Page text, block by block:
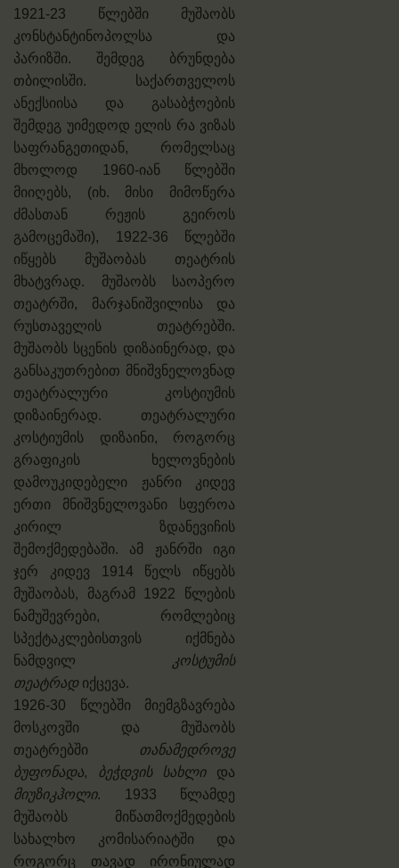
1921-23 წლებში მუშაობს
კონსტანტინოპოლსა და
პარიზში. შემდეგ ბრუნდება
თბილისში. საქართველოს
ანექსიისა და გასაბჭოების
შემდეგ უიმედოდ ელის რა ვიზას
საფრანგეთიდან, რომელსაც
მხოლოდ 1960-იან წლებში
მიიღებს, (იხ. მისი მიმოწერა
ძმასთან რეჟის გეიროს
გამოცემაში), 1922-36 წლებში
იწყებს მუშაობას თეატრის
მხატვრად. მუშაობს საოპერო
თეატრში, მარჯანიშვილისა და
რუსთაველის თეატრებში.
მუშაობს სცენის დიზაინერად, და
განსაკუთრებით მნიშვნელოვნად
თეატრალური კოსტიუმის
დიზაინერად. თეატრალური
კოსტიუმის დიზაინი, როგორც
გრაფიკის ხელოვნების
დამოუკიდებელი ჟანრი კიდევ
ერთი მნიშვნელოვანი სფეროა
კირილ ზდანევიჩის
შემოქმედებაში. ამ ჟანრში იგი
ჯერ კიდევ 1914 წელს იწყებს
მუშაობას, მაგრამ 1922 წლების
ნამუშევრები, რომლებიც
სპექტაკლებისთვის იქმნება
ნამდვილ
კოსტუმის
თეატრადიქცევა.
1926-30 წლებში მიემგზავრება
მოსკოვში და მუშაობს
თეატრებში
თანამედროვე
ბუფონადა, ბეჭდვის სახლიდა
მიუზიკჰოლი. 1933 წლამდე
მუშაობს მიწათმოქმედების
სახალხო კომისარიატში და
როგორც თავად ირონიულად